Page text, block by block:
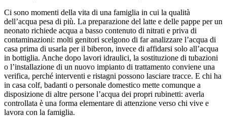
Ci sono momenti della vita di una famiglia in cui la qualità
dell’acqua pesa di più. La preparazione del latte e delle pappe per un
neonato richiede acqua a basso contenuto di nitrati e priva di
contaminazioni: molti genitori scelgono di far analizzare l’acqua di
casa prima di usarla per il biberon, invece di affidarsi solo all’acqua
in bottiglia. Anche dopo lavori idraulici, la sostituzione di tubazioni
o l’installazione di un nuovo impianto di trattamento conviene una
verifica, perché interventi e ristagni possono lasciare tracce. E chi ha
in casa colf, badanti o personale domestico mette comunque a
disposizione di altre persone l’acqua dei propri rubinetti: averla
controllata è una forma elementare di attenzione verso chi vive e
lavora con la famiglia.